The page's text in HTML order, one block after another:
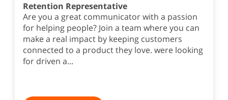
Retention Representative
Are you a great communicator with a passion
for helping people? Join a team where you can
make a real impact by keeping customers
connected to a product they love. were looking
for driven a...